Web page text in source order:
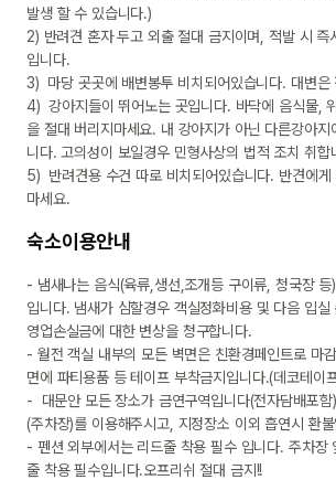
발생 할 수 있습니다.)
2) 반려견 혼자 두고 외출 절대 금지이며, 적발 시 즉
입니다.
3)  마당 곳곳에 배변봉투 비치되어있습니다. 대변은
4)  강아지들이 뛰어노는 곳입니다. 바닥에 음식물,
을 절대 버리지마세요. 내 강아지가 아닌 다른강아지
니다. 고의성이 보일경우 민형사상의 법적 조치 취합
5)  반려견용 수건 따로 비치되어있습니다. 반견에게
마세요.
숙소이용안내
- 냄새나는 음식(육류,생선,조개등 구이류, 청국장
입니다. 냄새가 심할경우 객실정화비용 및 다음 입
영업손실금에 대한 변상을 청구합니다.
- 월전 객실 내부의 모든 벽면은 친환경페인트로 마
면에 파티용품 등 테이프 부착금지입니다.(데코테이
-  대문안 모든 장소가 금연구역입니다(전자담배포
(주차장)를 이용해주시고, 지정장소 이외 흡연시 환
- 펜션 외부에서는 리드줄 착용 필수 입니다. 주차장
줄 착용 필수입니다.오프리쉬 절대 금지!!